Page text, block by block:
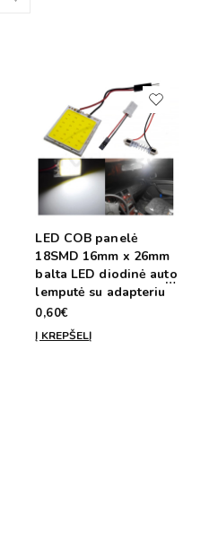
LED COB panelė
18SMD 16mm x 26mm
balta LED diodinė auto
lemputė su adapteriu
C5 arba T10, skirta
apšvietimui ir salonui.
0,60€
Į KREPŠELĮ